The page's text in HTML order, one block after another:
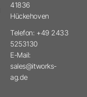
41836
Hückehoven
Telefon: +49 2433
5253130
E-Mail:
sales@itworks-
ag.de